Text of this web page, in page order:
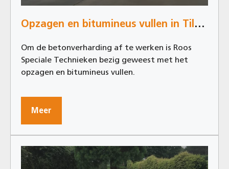
Opzagen en bitumineus vullen in Tildonk
Om de betonverharding af te werken is Roos
Speciale Technieken bezig geweest met het
opzagen en bitumineus vullen.
Meer